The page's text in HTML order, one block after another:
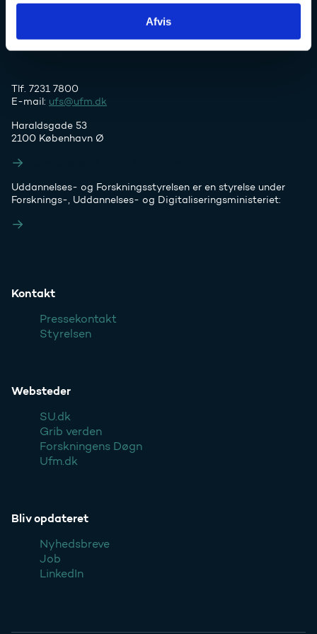
Afvis
Tlf. 7231 7800
E-mail: ufs@ufm.dk
Haraldsgade 53
2100 København Ø
Uddannelses- og Forskningsstyrelsen er en styrelse under
Forsknings-, Uddannelses- og Digitaliseringsministeriet:
Kontakt
Pressekontakt
Styrelsen
Websteder
SU.dk
Grib verden
Forskningens Døgn
Ufm.dk
Bliv opdateret
Nyhedsbreve
Job
LinkedIn